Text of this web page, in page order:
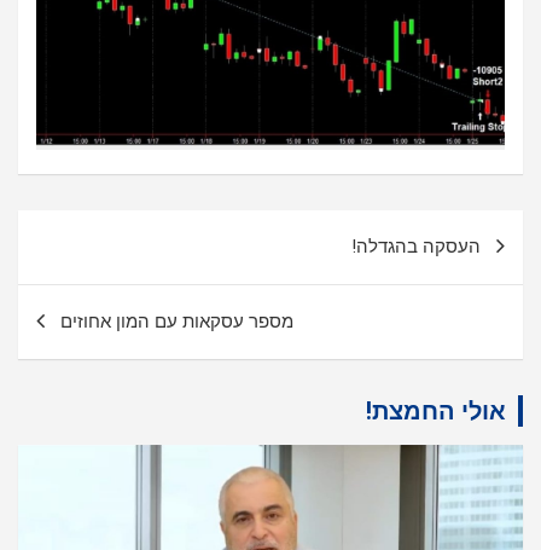
העסקה בהגדלה!
מספר עסקאות עם המון אחוזים
אולי החמצת!